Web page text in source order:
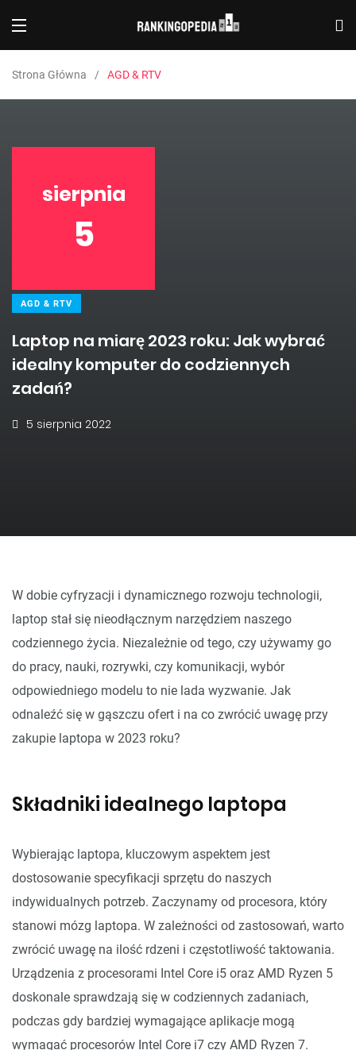
Strona Główna AGD & RTV
sierpnia
5
AGD & RTV
Laptop na miarę 2023 roku: Jak wybrać
idealny komputer do codziennych
zadań?
5 sierpnia 2022
W dobie cyfryzacji i dynamicznego rozwoju technologii,
laptop stał się nieodłącznym narzędziem naszego
codziennego życia. Niezależnie od tego, czy używamy go
do pracy, nauki, rozrywki, czy komunikacji, wybór
odpowiedniego modelu to nie lada wyzwanie. Jak
odnaleźć się w gąszczu ofert i na co zwrócić uwagę przy
zakupie laptopa w 2023 roku?
Składniki idealnego laptopa
Wybierając laptopa, kluczowym aspektem jest
dostosowanie specyfikacji sprzętu do naszych
indywidualnych potrzeb. Zaczynamy od procesora, który
stanowi mózg laptopa. W zależności od zastosowań, warto
zwrócić uwagę na ilość rdzeni i częstotliwość taktowania.
Urządzenia z procesorami Intel Core i5 oraz AMD Ryzen 5
doskonale sprawdzają się w codziennych zadaniach,
podczas gdy bardziej wymagające aplikacje mogą
wymagać procesorów Intel Core i7 czy AMD Ryzen 7.